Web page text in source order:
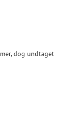
dog undtaget